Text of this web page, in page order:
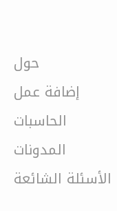
حول
إضافة عمل
الحاسبات
المدونات
الأسئلة الشائعة